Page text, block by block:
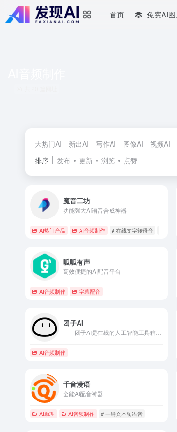
首页 免费AI
大热门AI 新出AI 写作AI 图像AI 视频AI
排序
发布 更新 浏览 点赞
魔音工坊
功能强大AI语音合成神器
AI热门产品 AI音频制作 # 在线文字转语音 # 在
呱呱有声
高效便捷的AI配音平台
AI音频制作 字幕配音
团子AI
AI音频制作
千音漫语
全能AI配音神器
AI助理 AI音频制作 # 一键文本转语音